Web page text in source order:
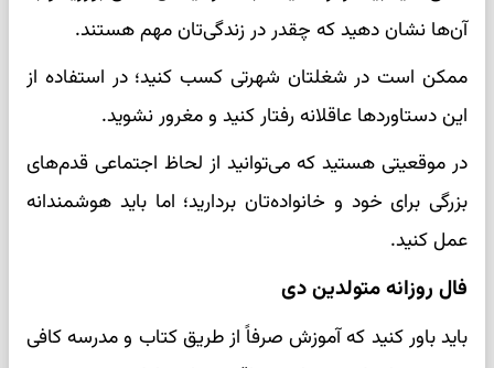
آن‌ها نشان دهید که چقدر در زندگی‌تان مهم هستند.
ممکن است در شغلتان شهرتی کسب کنید؛ در استفاده از
این دستاوردها عاقلانه رفتار کنید و مغرور نشوید.
در موقعیتی هستید که می‌توانید از لحاظ اجتماعی قدم‌های
بزرگی برای خود و خانواده‌تان بردارید؛ اما باید هوشمندانه
عمل کنید.
فال روزانه متولدین دی
باید باور کنید که آموزش صرفاً از طریق کتاب و مدرسه کافی